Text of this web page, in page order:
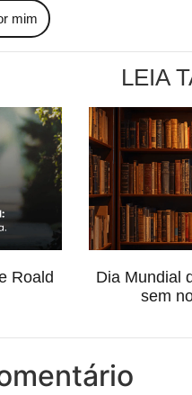
mim
LEIA
Roald
Dia Mundial
sem